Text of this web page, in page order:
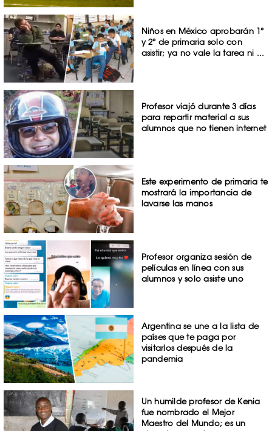
Niños en México aprobarán 1°
y 2° de primaria solo con
asistir; ya no vale la tarea ni ...
Profesor viajó durante 3 días
para repartir material a sus
alumnos que no tienen internet
Este experimento de primaria te
mostrará la importancia de
lavarse las manos
Profesor organiza sesión de
películas en línea con sus
alumnos y solo asiste uno
Argentina se une a la lista de
países que te paga por
visitarlos después de la
pandemia
Un humilde profesor de Kenia
fue nombrado el Mejor
Maestro del Mundo; es un